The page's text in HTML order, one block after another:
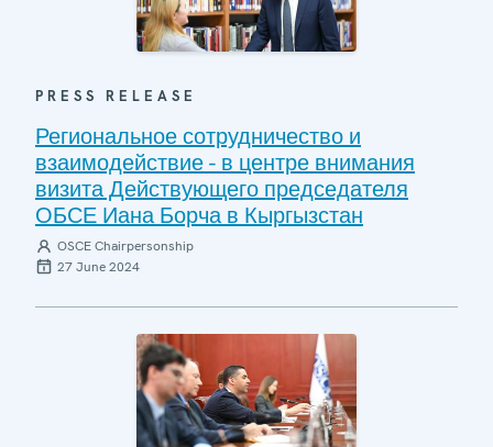
PRESS RELEASE
Региональное сотрудничество и
взаимодействие - в центре внимания
визита Действующего председателя
ОБСЕ Иана Борча в Кыргызстан
OSCE Chairpersonship
27 June 2024